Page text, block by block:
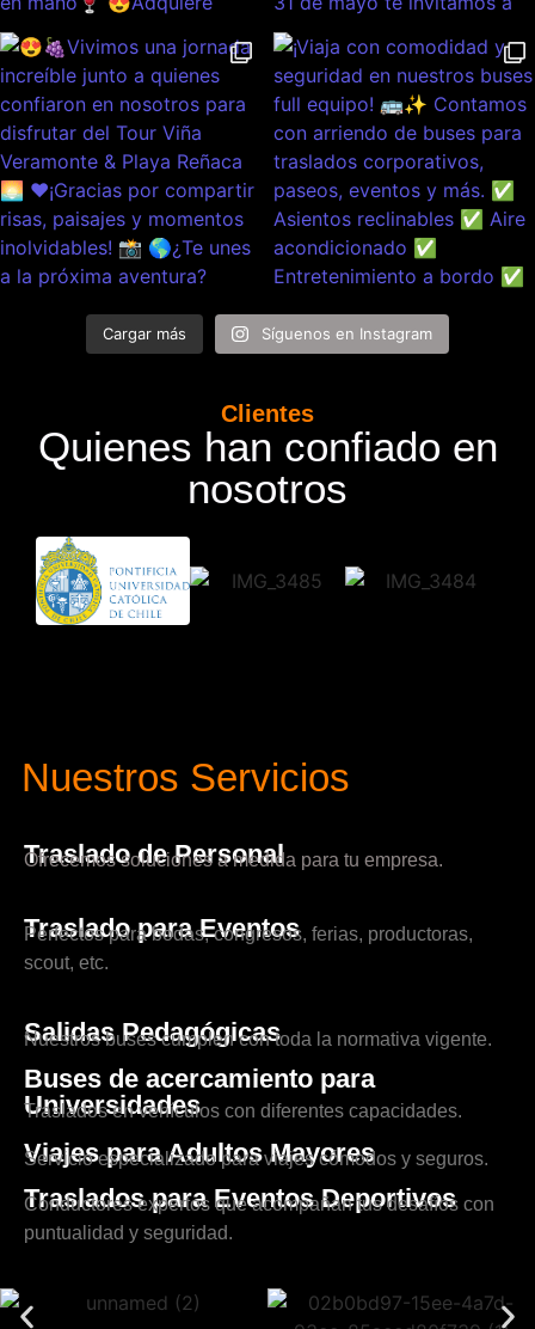
Cargar más Síguenos en Instagram
Clientes
Quienes han confiado en
nosotros
Nuestros Servicios
Traslado de Personal
Ofrecemos soluciones a medida para tu empresa.
Traslado para Eventos
Perfectos para bodas, congresos, ferias, productoras,
scout, etc.
Salidas Pedagógicas
Nuestros buses cumplen con toda la normativa vigente.
Buses de acercamiento para
Universidades
Traslados en vehículos con diferentes capacidades.
Viajes para Adultos Mayores
Servicio especializado para viajes cómodos y seguros.
Traslados para Eventos Deportivos
Conductores expertos que acompañan tus desafíos con
puntualidad y seguridad.